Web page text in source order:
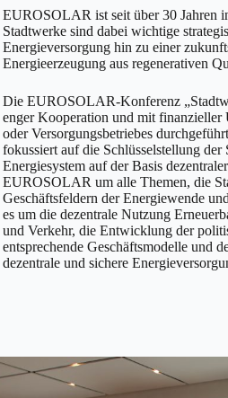
EUROSOLAR ist seit über 30 Jahren
Stadtwerke sind dabei wichtige
Energieversorgung hin zu einer
Energieerzeugung aus regenerativen
Die EUROSOLAR-Konferenz
enger Kooperation und mit finanzieller
oder Versorgungsbetriebes
fokussiert auf die Schlüsselstellung
Energiesystem auf der Basis
EUROSOLAR um alle Themen, die
Geschäftsfeldern der Energiewende
es um die dezentrale Nutzung
und Verkehr, die Entwicklung der
entsprechende Geschäftsmodelle und
dezentrale und sichere